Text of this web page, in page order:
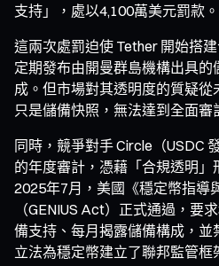
支持」，處以4,100萬美元罰款。
這兩次處罰迫使 Tether 開始搭
定期發布由開曼群島機構出具
成。但市場對其透明度的質疑
只是儲備快照，無法達到全面審
同時，競爭對手 Circle（USDC
的年度審計，憑藉「合規透明」
2025年7月，美國《穩定幣指導
（GENIUS Act）正式通過，要
備支持、每月揭露儲備構成，
立法為穩定幣建立了聯邦監管框